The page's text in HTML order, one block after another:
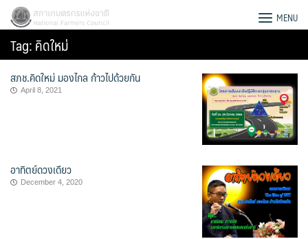
Skip
content
สภาเกษตรกรแห่งชาติ MENU
Tag:คิดใหม่
สภช.คิดใหม่ มองไกล ก้าวไปด้วยกัน
April 8, 2021
อาทิตย์ดวงเดียว
December 4, 2020